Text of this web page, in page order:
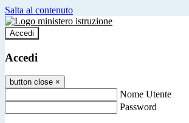
Salta al contenuto
Accedi
Accedi
button close ×
Nome Utente
Password